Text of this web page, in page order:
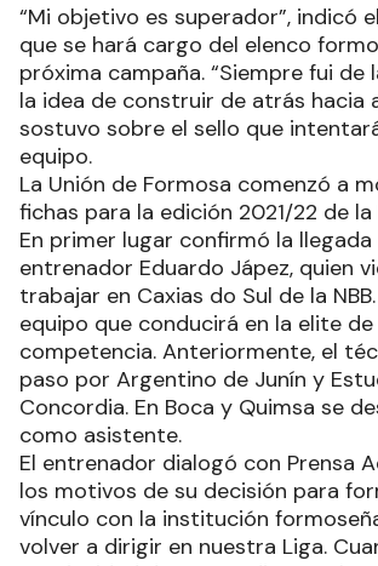
“Mi objetivo es superador”, indicó
que se hará cargo del elenco
próxima campaña. “Siempre fui de
la idea de construir de atrás hacia
sostuvo sobre el sello que
equipo.
La Unión de Formosa comenzó a
fichas para la edición 2021/22 de la
En primer lugar confirmó la llegada
entrenador Eduardo Jápez, quien
trabajar en Caxias do Sul de la
equipo que conducirá en la elite
competencia. Anteriormente, el
paso por Argentino de Junín y
Concordia. En Boca y Quimsa se
como asistente.
El entrenador dialogó con Prensa
los motivos de su decisión para
vínculo con la institución
volver a dirigir en nuestra Liga.